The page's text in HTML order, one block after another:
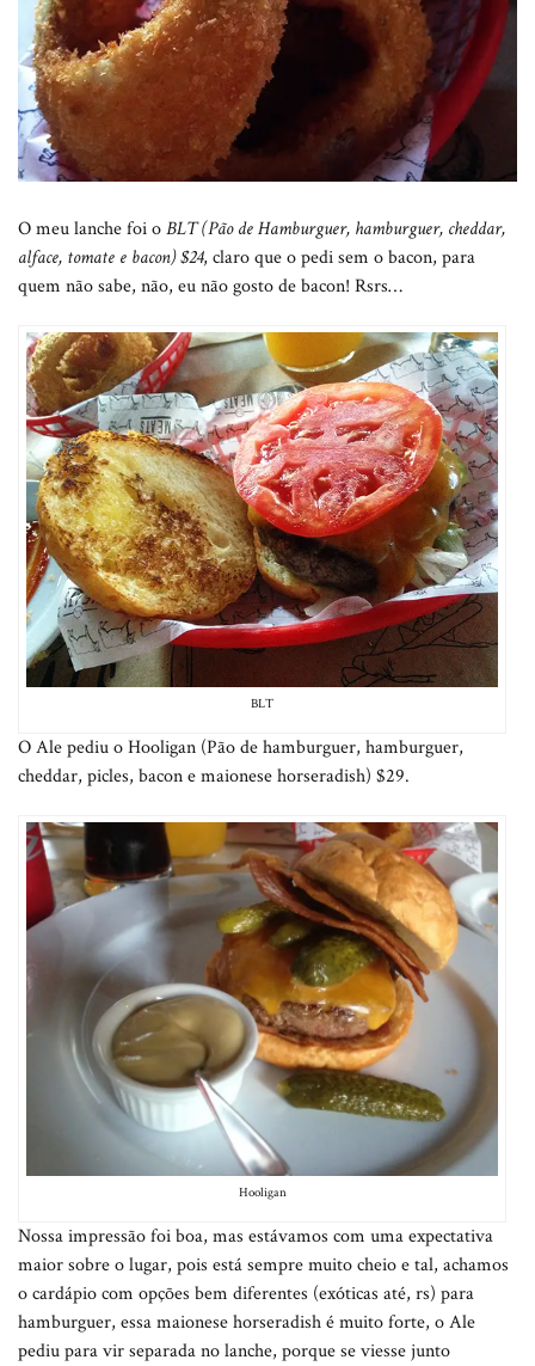
O meu lanche foi oBLT (Pão de Hamburguer, hamburguer, cheddar,
alface, tomate e bacon) $24, claro que o pedi sem o bacon, para
quem não sabe, não, eu não gosto de bacon! Rsrs…
BLT
O Ale pediu o Hooligan (Pão de hamburguer, hamburguer,
cheddar, picles, bacon e maionese horseradish) $29.
Hooligan
Nossa impressão foi boa, mas estávamos com uma expectativa
maior sobre o lugar, pois está sempre muito cheio e tal, achamos
o cardápio com opções bem diferentes (exóticas até, rs) para
hamburguer, essa maionese horseradish é muito forte, o Ale
pediu para vir separada no lanche, porque se viesse junto